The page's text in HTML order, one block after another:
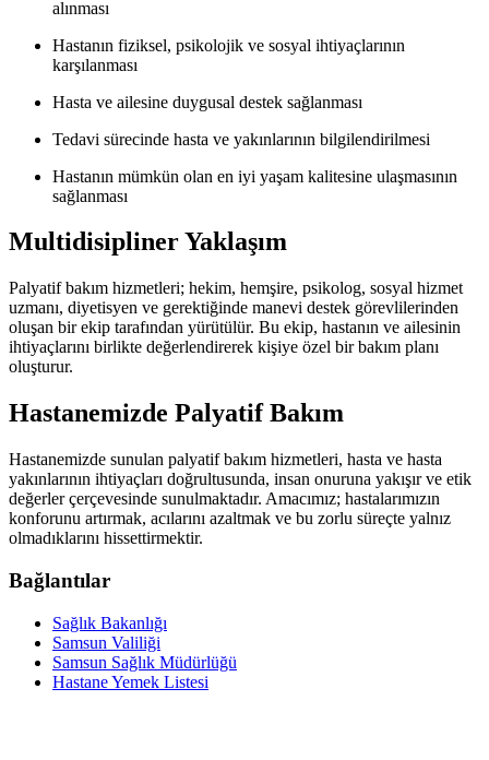
alınması
Hastanın fiziksel, psikolojik ve sosyal ihtiyaçlarının
karşılanması
Hasta ve ailesine duygusal destek sağlanması
Tedavi sürecinde hasta ve yakınlarının bilgilendirilmesi
Hastanın mümkün olan en iyi yaşam kalitesine ulaşmasının
sağlanması
Multidisipliner Yaklaşım
Palyatif bakım hizmetleri; hekim, hemşire, psikolog, sosyal hizmet
uzmanı, diyetisyen ve gerektiğinde manevi destek görevlilerinden
oluşan bir ekip tarafından yürütülür. Bu ekip, hastanın ve ailesinin
ihtiyaçlarını birlikte değerlendirerek kişiye özel bir bakım planı
oluşturur.
Hastanemizde Palyatif Bakım
Hastanemizde sunulan palyatif bakım hizmetleri, hasta ve hasta
yakınlarının ihtiyaçları doğrultusunda, insan onuruna yakışır ve etik
değerler çerçevesinde sunulmaktadır. Amacımız; hastalarımızın
konforunu artırmak, acılarını azaltmak ve bu zorlu süreçte yalnız
olmadıklarını hissettirmektir.
Bağlantılar
Sağlık Bakanlığı
Samsun Valiliği
Samsun Sağlık Müdürlüğü
Hastane Yemek Listesi